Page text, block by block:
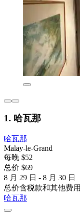
1. 哈瓦那
哈瓦那
Malay-le-Grand
每晚 $52
总价 $69
8 月 29 日 - 8 月 30 日
总价含税款和其他费用
哈瓦那